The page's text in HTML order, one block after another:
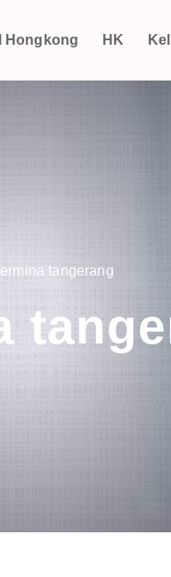
Hongkong HK
tangerang